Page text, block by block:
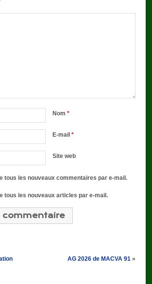
Nom *
E-mail *
Site web
tous les nouveaux commentaires par e-mail.
tous les nouveaux articles par e-mail.
AG 2026 de MACVA 91 »